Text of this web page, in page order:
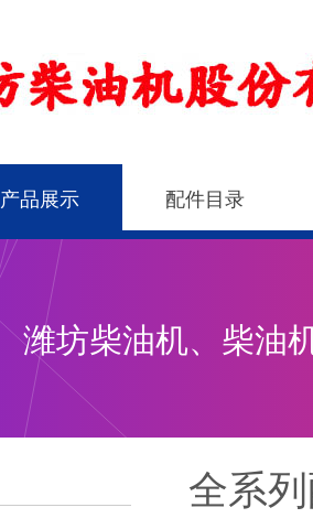
产品展示 配件目录
潍坊柴油机、柴油
全系